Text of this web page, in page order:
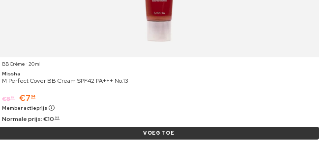
BB Crème ⋅ 20 ml
Missha
M Perfect Cover BB Cream SPF42 PA+++ No.13
€819 €7 94
Member actieprijs
Normale prijs:€10 99
VOEG TOE